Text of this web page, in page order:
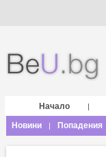
Начало |
Новини
| Попадения